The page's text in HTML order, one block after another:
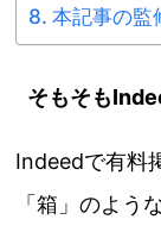
本記事の監
そもそも
Indeedで有料
「箱」のよう